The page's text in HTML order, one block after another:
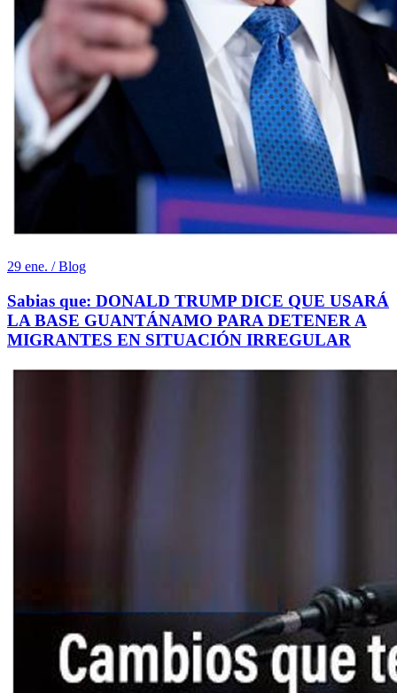
29 ene. / Blog
Sabias que: DONALD TRUMP DICE QUE USARÁ
LA BASE GUANTÁNAMO PARA DETENER A
MIGRANTES EN SITUACIÓN IRREGULAR